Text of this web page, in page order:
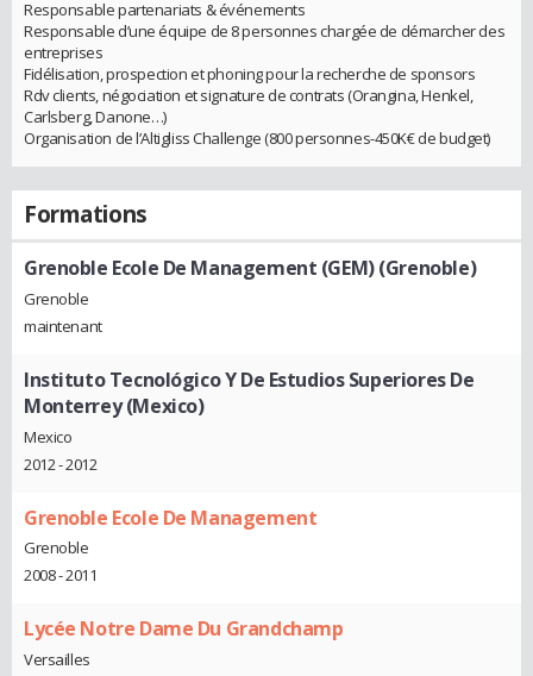
Responsable partenariats & événements
Responsable d’une équipe de 8 personnes chargée de démarcher des
entreprises
Fidélisation, prospection et phoning pour la recherche de sponsors
Rdv clients, négociation et signature de contrats (Orangina, Henkel,
Carlsberg, Danone…)
Organisation de l’Altigliss Challenge (800 personnes-450K€ de budget)
Formations
Grenoble Ecole De Management (GEM) (Grenoble)
Grenoble
maintenant
Instituto Tecnológico Y De Estudios Superiores De
Monterrey (Mexico)
Mexico
2012 - 2012
Grenoble Ecole De Management
Grenoble
2008 - 2011
Lycée Notre Dame Du Grandchamp
Versailles